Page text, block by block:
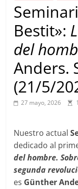
Bestit»:
del
Anders.
(21/5/
27 mayo, 2026
Nuestro actual
dedicado al
del hombre.
segunda
es Günther